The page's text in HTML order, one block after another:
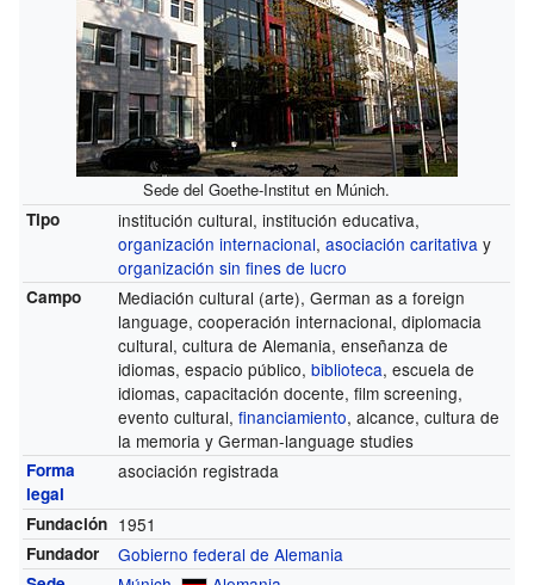
Sede del Goethe-Institut en Múnich.
Tipo
institución cultural, institución educativa,
organización internacional,asociación caritativa y
organización sin fines de lucro
Campo
Mediación cultural (arte), German as a foreign
language, cooperación internacional, diplomacia
cultural, cultura de Alemania, enseñanza de
idiomas, espacio público,biblioteca, escuela de
idiomas, capacitación docente, film screening,
evento cultural,financiamiento, alcance, cultura de
la memoria y German-language studies
Forma
legal
asociación registrada
Fundación 1951
Fundador Gobierno federal de Alemania